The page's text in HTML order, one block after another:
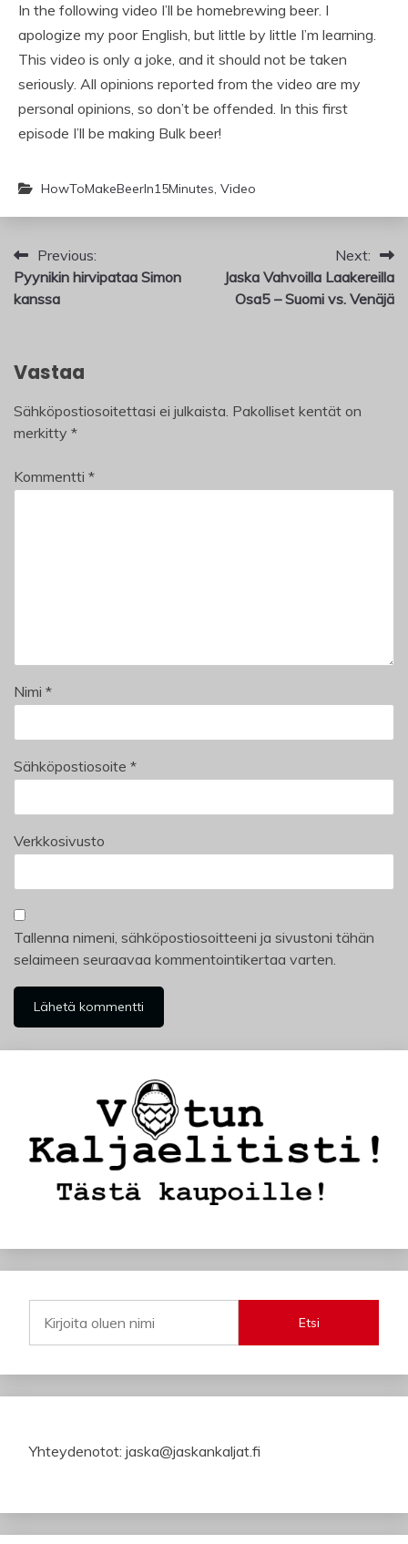
In the following video I’ll be homebrewing beer. I
apologize my poor English, but little by little I’m learning.
This video is only a joke, and it should not be taken
seriously. All opinions reported from the video are my
personal opinions, so don’t be offended. In this first
episode I’ll be making Bulk beer!
HowToMakeBeerIn15Minutes, Video
Artikkelien
selaus
Previous:
Pyynikin hirvipataa Simon
kanssa
Next:
Jaska Vahvoilla Laakereilla
Osa5 – Suomi vs. Venäjä
Vastaa
Sähköpostiosoitettasi ei julkaista. Pakolliset kentät on
merkitty *
Kommentti *
Nimi *
Sähköpostiosoite *
Verkkosivusto
Tallenna nimeni, sähköpostiosoitteeni ja sivustoni tähän
selaimeen seuraavaa kommentointikertaa varten.
Etsi
Yhteydenotot: jaska@jaskankaljat.fi